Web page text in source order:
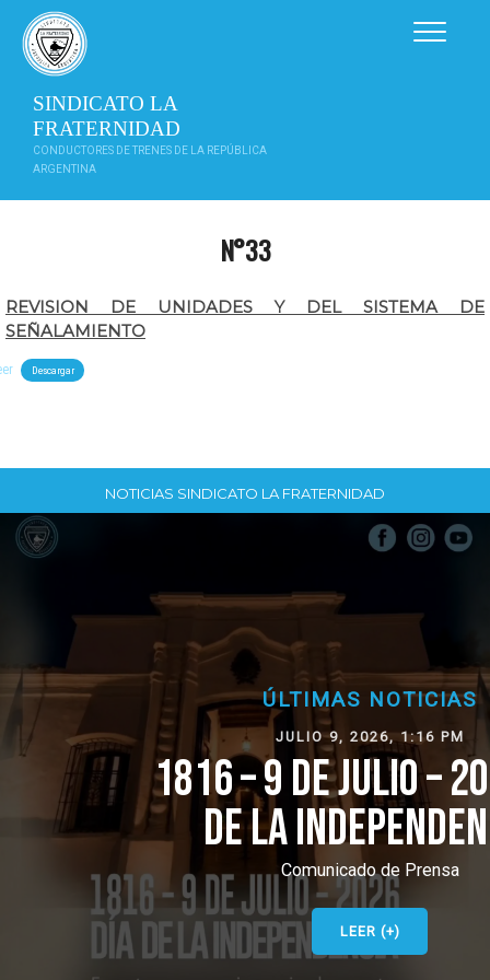
contenido
SINDICATO LA
FRATERNIDAD
CONDUCTORES DE TRENES DE LA REPÚBLICA
ARGENTINA
N°33
REVISION DE UNIDADES Y DEL SISTEMA DE
SEÑALAMIENTO
Descargar
NOTICIAS SINDICATO LA FRATERNIDAD
ÚLTIMAS NOTICIAS
JULIO 9, 2026, 1:16 PM
1816 – 9 DE JULIO – 2026 DÍA
DE LA INDEPENDENCIA
Comunicado de Prensa
LEER (+)